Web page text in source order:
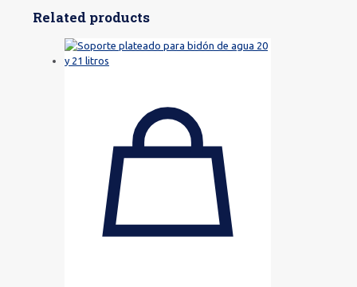
Related products